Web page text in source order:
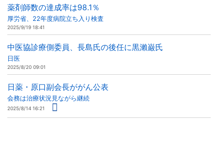
薬剤師数の達成率は98.1％
厚労省、22年度病院立ち入り検査
2025/9/19 18:41
中医協診療側委員、長島氏の後任に黒瀨巌氏
日医
2025/8/20 09:01
日薬・原口副会長ががん公表
会務は治療状況見ながら継続
2025/8/14 16:21